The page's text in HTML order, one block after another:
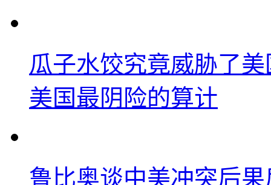
瓜子水饺究竟威胁了
美国最阴险的算计
鲁比奥谈中美冲突后